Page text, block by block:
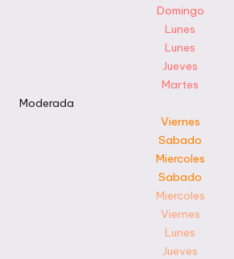
Domingo
Lunes
Lunes
Jueves
Martes
Moderada
Viernes
Sabado
Miercoles
Sabado
Miercoles
Viernes
Lunes
Jueves